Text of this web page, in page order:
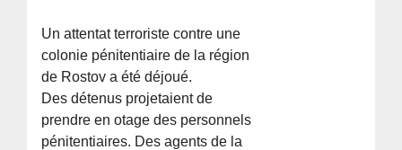
Un attentat terroriste contre une
colonie pénitentiaire de la région
de Rostov a été déjoué.
Des détenus projetaient de
prendre en otage des personnels
pénitentiaires. Des agents de la